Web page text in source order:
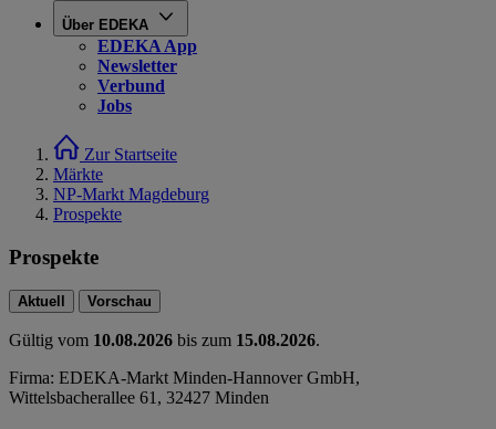
Über EDEKA
EDEKA App
Newsletter
Verbund
Jobs
Zur Startseite
Märkte
NP-Markt Magdeburg
Prospekte
Prospekte
Aktuell Vorschau
Gültig vom 10.08.2026 bis zum 15.08.2026.
Firma: EDEKA-Markt Minden-Hannover GmbH,
Wittelsbacherallee 61, 32427 Minden